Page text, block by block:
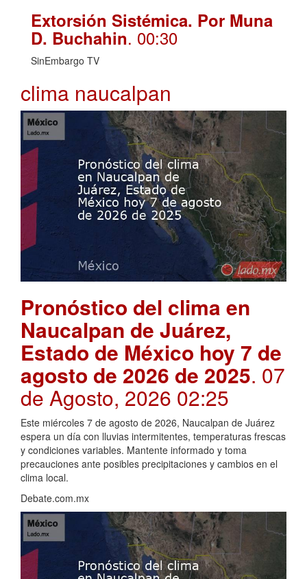
Extorsión Sistémica. Por Muna
D. Buchahin. 00:30
SinEmbargo TV
clima naucalpan
Pronóstico del clima en
Naucalpan de Juárez,
Estado de México hoy 7 de
agosto de 2026 de 2025. 07
de Agosto, 2026 02:25
Este miércoles 7 de agosto de 2026, Naucalpan de Juárez
espera un día con lluvias intermitentes, temperaturas frescas
y condiciones variables. Mantente informado y toma
precauciones ante posibles precipitaciones y cambios en el
clima local.
Debate.com.mx